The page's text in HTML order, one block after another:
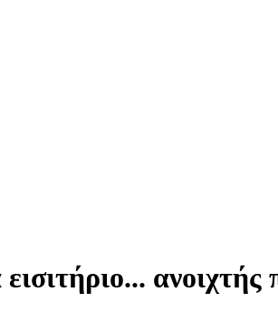
ανοιχτής